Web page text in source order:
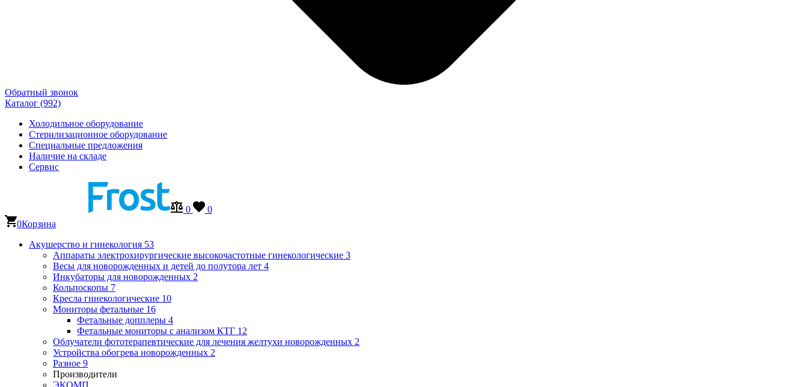
Обратный звонок
Каталог (992)
Холодильное оборудование
Стерилизационное оборудование
Специальные предложения
Наличие на складе
Сервис
0
0
0Корзина
Акушерство и гинекология 53
Аппараты электрохирургические высокочастотные гинекологические 3
Весы для новорожденных и детей до полутора лет 4
Инкубаторы для новорожденных 2
Кольпоскопы 7
Кресла гинекологические 10
Мониторы фетальные 16
Фетальные допплеры 4
Фетальные мониторы с анализом КТГ 12
Облучатели фототерапевтические для лечения желтухи новорожденных 2
Устройства обогрева новорожденных 2
Разное 9
Производители
ЭКОМП